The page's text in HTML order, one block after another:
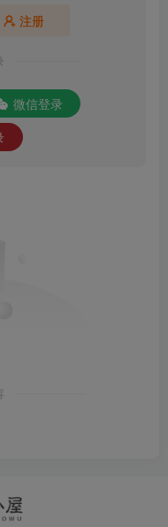
注册
微信登录